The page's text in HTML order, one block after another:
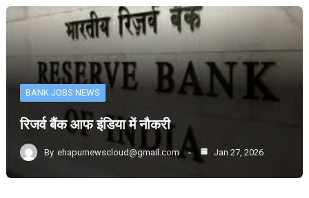
BANK JOBS NEWS
रिजर्व बैंक आफ इंडिया में नौकरी
By ehapurnewscloud@gmail.com Jan 27, 2026